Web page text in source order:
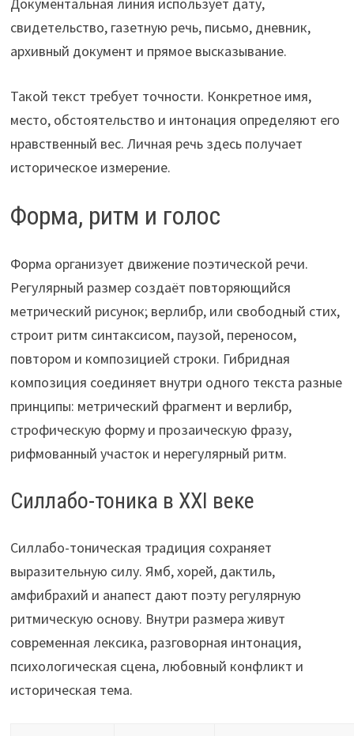
Документальная линия использует дату,
свидетельство, газетную речь, письмо, дневник,
архивный документ и прямое высказывание.
Такой текст требует точности. Конкретное имя,
место, обстоятельство и интонация определяют его
нравственный вес. Личная речь здесь получает
историческое измерение.
Форма, ритм и голос
Форма организует движение поэтической речи.
Регулярный размер создаёт повторяющийся
метрический рисунок; верлибр, или свободный стих,
строит ритм синтаксисом, паузой, переносом,
повтором и композицией строки. Гибридная
композиция соединяет внутри одного текста разные
принципы: метрический фрагмент и верлибр,
строфическую форму и прозаическую фразу,
рифмованный участок и нерегулярный ритм.
Силлабо-тоника в XXI веке
Силлабо-тоническая традиция сохраняет
выразительную силу. Ямб, хорей, дактиль,
амфибрахий и анапест дают поэту регулярную
ритмическую основу. Внутри размера живут
современная лексика, разговорная интонация,
психологическая сцена, любовный конфликт и
историческая тема.